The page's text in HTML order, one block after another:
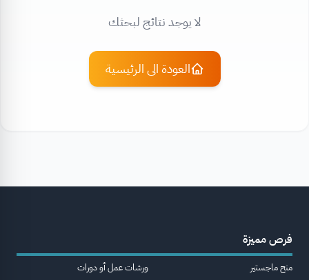
لا يوجد نتائج لبحثك
العودة الى الرئيسية
فرص مميزة
منح ماجستير
ورشات عمل أو دورات